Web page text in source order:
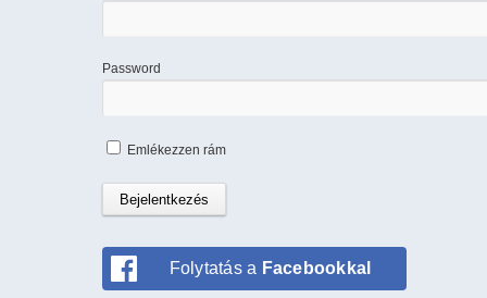
Password
Emlékezzen rám
Folytatás a Facebookkal